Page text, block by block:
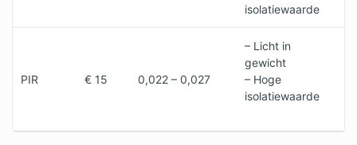
isolatiewaarde
PIR € 15 0,022 – 0,027
– Licht in
gewicht
– Hoge
isolatiewaarde